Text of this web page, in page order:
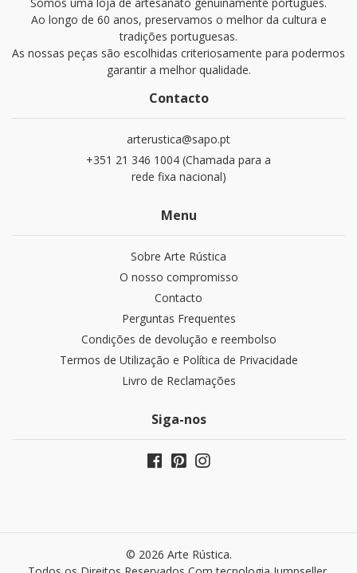
Ao longo de 60 anos, preservamos o melhor da cultura e
tradições portuguesas.
As nossas peças são escolhidas criteriosamente para podermos
garantir a melhor qualidade.
Contacto
arterustica@sapo.pt
+351 21 346 1004 (Chamada para a
rede fixa nacional)
Menu
Sobre Arte Rústica
O nosso compromisso
Contacto
Perguntas Frequentes
Condições de devolução e reembolso
Termos de Utilização e Política de Privacidade
Livro de Reclamações
Siga-nos
© 2026 Arte Rústica.